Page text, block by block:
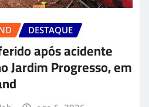
DESTAQUE
após acidente
Jardim Progresso, em